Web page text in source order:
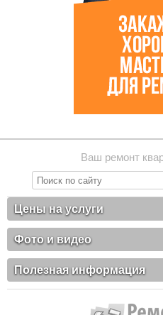
Ваш ремонт
Цены на услуги
Фото и видео
Полезная информация